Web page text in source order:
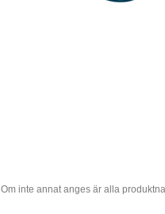
Om inte annat anges är alla